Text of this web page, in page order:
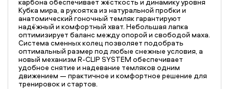
Кубка мира, а рукоятка из натуральной пробки и
анатомический гоночный темляк гарантируют
надёжный и комфортный хват. Небольшая лапка
оптимизирует баланс между опорой и свободой маха.
Система сменных колец позволяет подобрать
оптимальный размер под любые снежные условия, а
новый механизм R-CLIP SYSTEM обеспечивает
удобное снятие и надевание темляков одним
движением — практичное и комфортное решение для
тренировок и стартов.